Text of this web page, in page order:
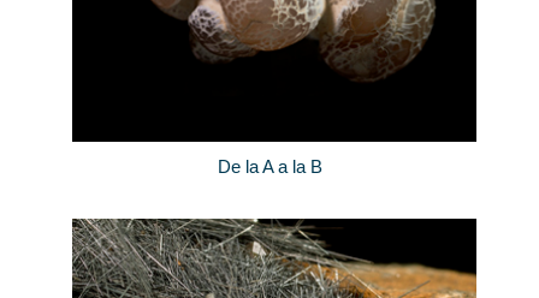
De la A a la B